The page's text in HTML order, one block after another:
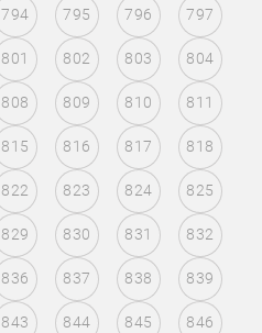
794 795 796 797
801 802 803 804
808 809 810 811
815 816 817 818
822 823 824 825
829 830 831 832
836 837 838 839
843 844 845 846